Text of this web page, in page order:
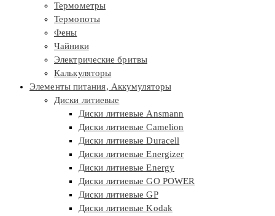
Термометры
Термопоты
Фены
Чайники
Электрические бритвы
Калькуляторы
Элементы питания, Аккумуляторы
Диски литиевые
Диски литиевые Ansmann
Диски литиевые Camelion
Диски литиевые Duracell
Диски литиевые Energizer
Диски литиевые Energy
Диски литиевые GO POWER
Диски литиевые GP
Диски литиевые Kodak